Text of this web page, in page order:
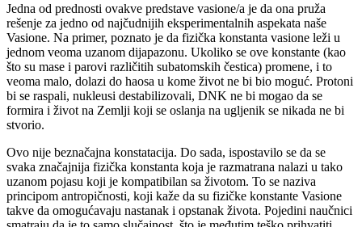
Jedna od prednosti ovakve predstave vasione/a je da ona pruža
rešenje za jedno od najčudnijih eksperimentalnih aspekata naše
Vasione. Na primer, poznato je da fizička konstanta vasione leži u
jednom veoma uzanom dijapazonu. Ukoliko se ove konstante (kao
što su mase i parovi različitih subatomskih čestica) promene, i to
veoma malo, dolazi do haosa u kome život ne bi bio moguć. Protoni
bi se raspali, nukleusi destabilizovali, DNK ne bi mogao da se
formira i život na Zemlji koji se oslanja na ugljenik se nikada ne bi
stvorio.
Ovo nije beznačajna konstatacija. Do sada, ispostavilo se da se
svaka značajnija fizička konstanta koja je razmatrana nalazi u tako
uzanom pojasu koji je kompatibilan sa životom. To se naziva
principom antropičnosti, koji kaže da su fizičke konstante Vasione
takve da omogućavaju nastanak i opstanak života. Pojedini naučnici